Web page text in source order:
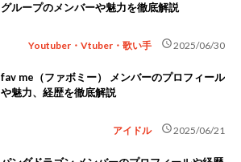
グループのメンバーや魅力を徹底解説
Youtuber・Vtuber・歌い手 schedule2025/06/30
fav me（ファボミー） メンバーのプロフィール
や魅力、経歴を徹底解説
アイドル schedule2025/06/21